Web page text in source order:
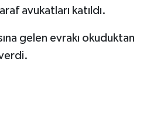
avukatları katıldı.
gelen evrakı okuduktan